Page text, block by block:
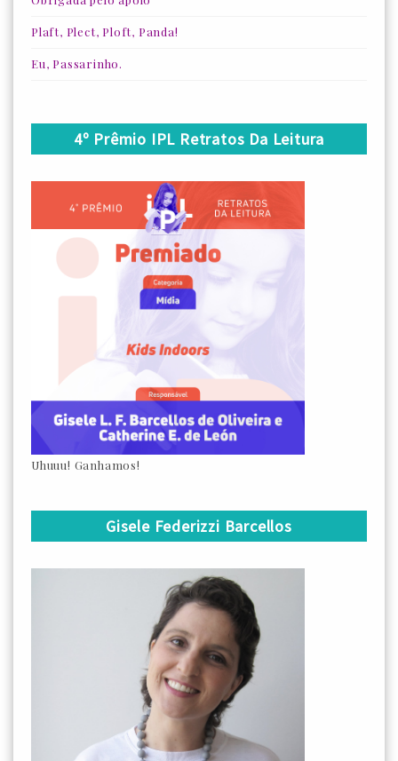
Plaft, Plect, Ploft, Panda!
Eu, Passarinho.
4º Prêmio IPL Retratos Da Leitura
Uhuuu! Ganhamos!
Gisele Federizzi Barcellos